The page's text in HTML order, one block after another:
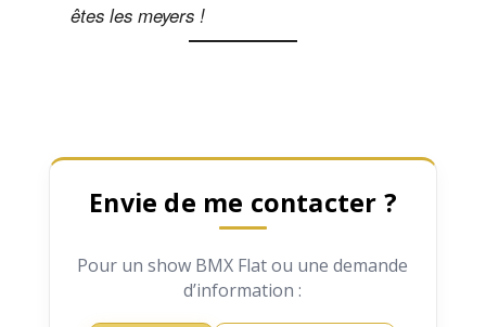
êtes les meyers !
Envie de me contacter ?
Pour un show BMX Flat ou une demande
d’information :